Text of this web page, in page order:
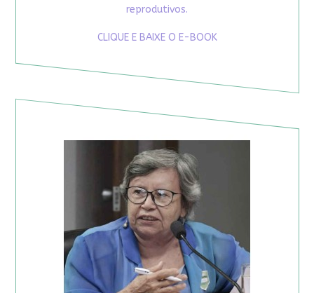
reprodutivos.
CLIQUE E BAIXE O E-BOOK